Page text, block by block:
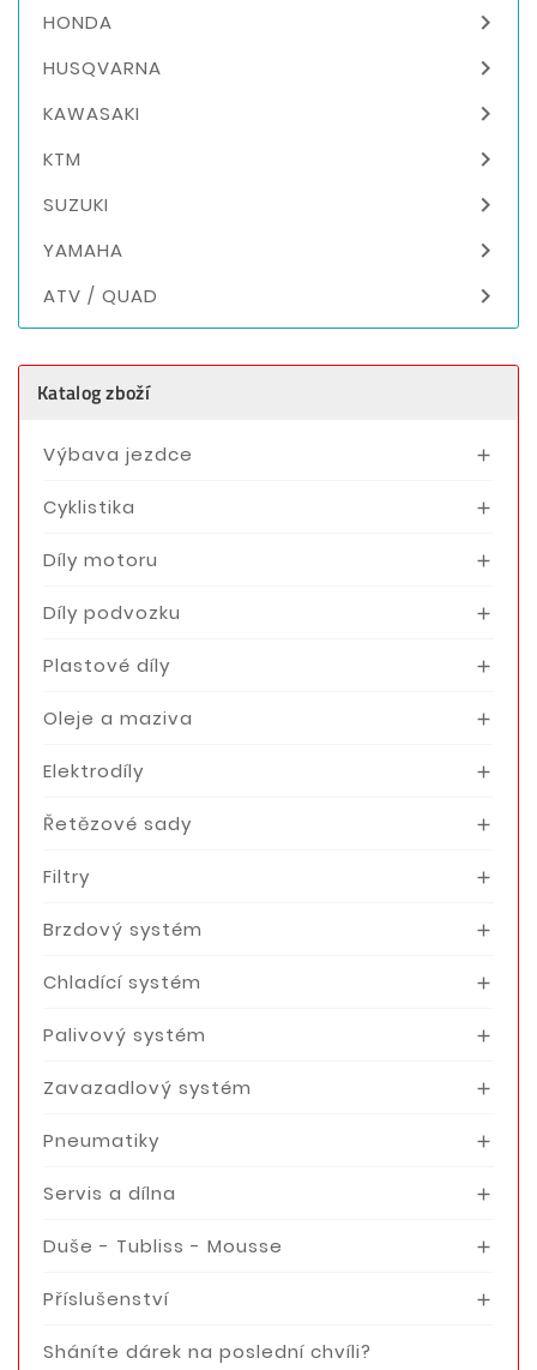
HONDA 
HUSQVARNA 
KAWASAKI 
KTM 
SUZUKI 
YAMAHA 
ATV / QUAD 
Katalog zboží
Výbava jezdce 
Cyklistika 
Díly motoru 
Díly podvozku 
Plastové díly 
Oleje a maziva 
Elektrodíly 
Řetězové sady 
Filtry 
Brzdový systém 
Chladící systém 
Palivový systém 
Zavazadlový systém 
Pneumatiky 
Servis a dílna 
Duše - Tubliss - Mousse 
Příslušenství 
Sháníte dárek na poslední chvíli?